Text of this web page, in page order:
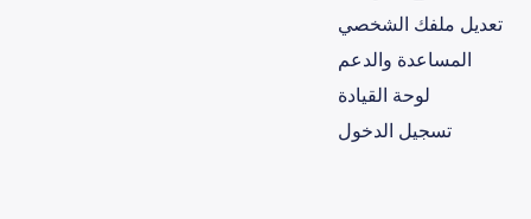
تعديل ملفك الشخصي
المساعدة والدعم
لوحة القيادة
تسجيل الدخول